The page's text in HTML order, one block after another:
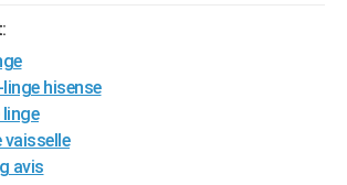
hisense
linge
vaisselle
avis